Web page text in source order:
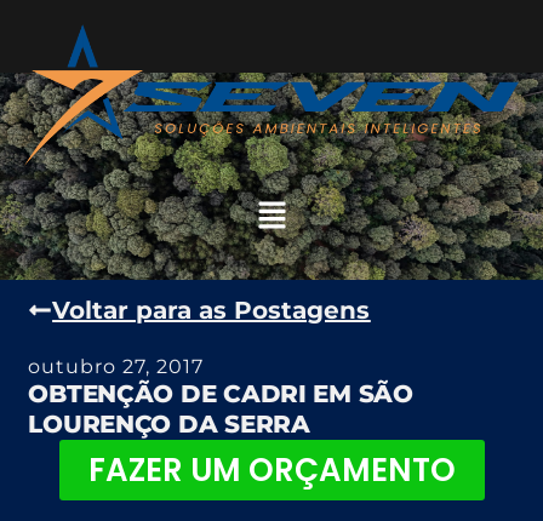
Voltar para as Postagens
outubro 27, 2017
OBTENÇÃO DE CADRI EM SÃO
LOURENÇO DA SERRA
FAZER UM ORÇAMENTO